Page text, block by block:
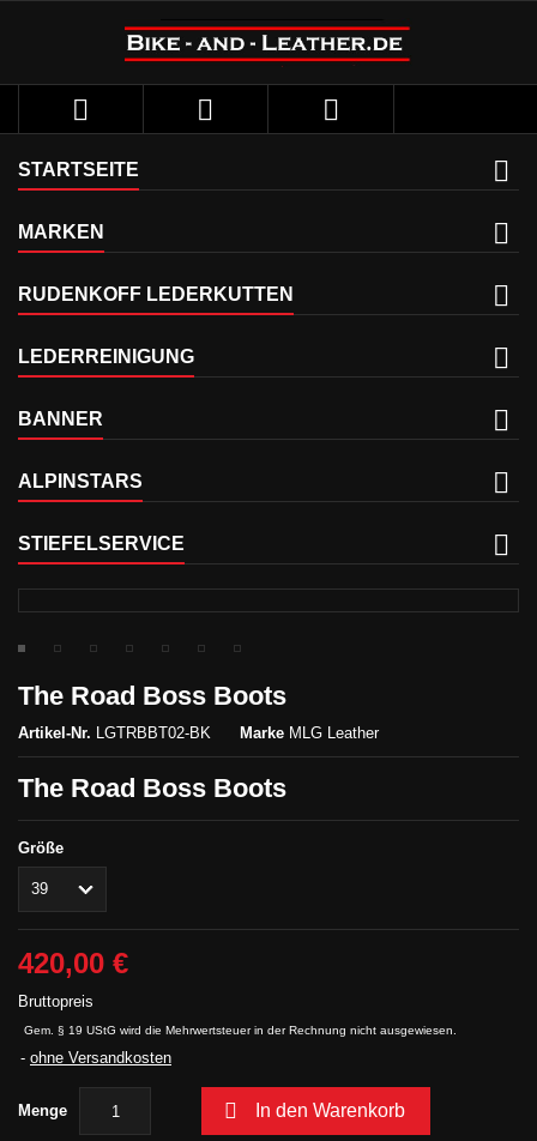
  
STARTSEITE
MARKEN
RUDENKOFF LEDERKUTTEN
LEDERREINIGUNG
BANNER
ALPINSTARS
STIEFELSERVICE
The Road Boss Boots
Artikel-Nr. LGTRBBT02-BK Marke MLG Leather
The Road Boss Boots
Größe
420,00 €
Bruttopreis
Gem. § 19 UStG wird die Mehrwertsteuer in der Rechnung nicht ausgewiesen.
ohne Versandkosten
Menge  In den Warenkorb